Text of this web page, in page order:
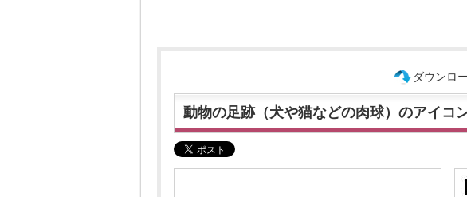
ダウンロ
動物の足跡（犬や猫などの肉球）のアイコ